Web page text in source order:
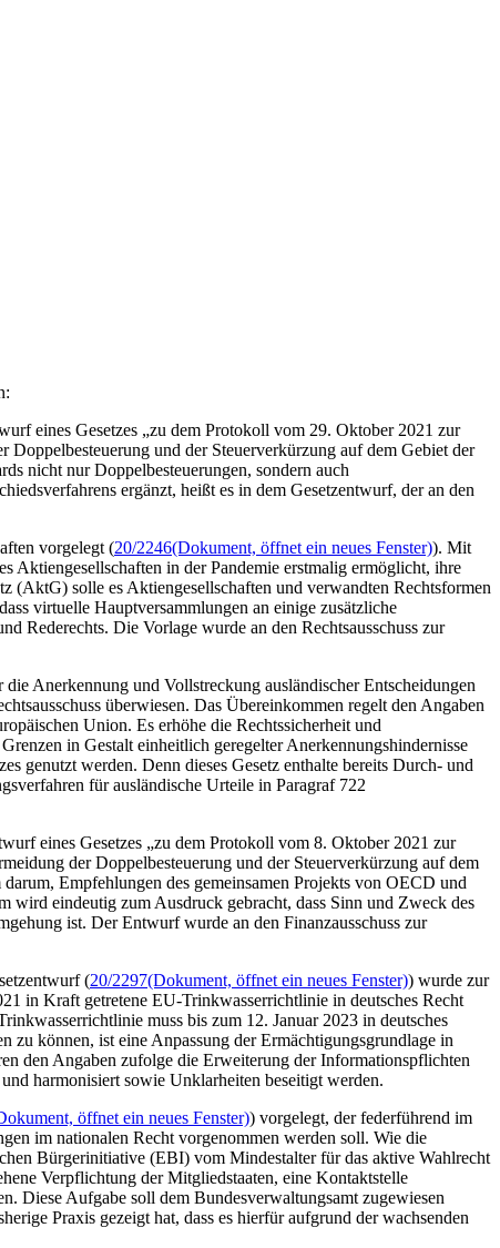
eines Gesetzes „zu dem Protokoll vom 29. Oktober 2021 zur
und der Steuerverkürzung auf dem Gebiet der
nicht nur Doppelbesteuerungen, sondern auch
ergänzt, heißt es in dem Gesetzentwurf, der an den
vorgelegt (20/2246(Dokument, öffnet ein neues Fenster)). Mit
Aktiengesellschaften in der Pandemie erstmalig ermöglicht, ihre
(AktG) solle es Aktiengesellschaften und verwandten Rechtsformen
virtuelle Hauptversammlungen an einige zusätzliche
Rederechts. Die Vorlage wurde an den Rechtsausschuss zur
Anerkennung und Vollstreckung ausländischer Entscheidungen
überwiesen. Das Übereinkommen regelt den Angaben
Union. Es erhöhe die Rechtssicherheit und
in Gestalt einheitlich geregelter Anerkennungshindernisse
genutzt werden. Denn dieses Gesetz enthalte bereits Durch- und
für ausländische Urteile in Paragraf 722
eines Gesetzes „zu dem Protokoll vom 8. Oktober 2021 zur
der Doppelbesteuerung und der Steuerverkürzung auf dem
Empfehlungen des gemeinsamen Projekts von OECD und
wird eindeutig zum Ausdruck gebracht, dass Sinn und Zweck des
ist. Der Entwurf wurde an den Finanzausschuss zur
(20/2297(Dokument, öffnet ein neues Fenster)) wurde zur
in Kraft getretene EU-Trinkwasserrichtlinie in deutsches Recht
muss bis zum 12. Januar 2023 in deutsches
können, ist eine Anpassung der Ermächtigungsgrundlage in
den Angaben zufolge die Erweiterung der Informationspflichten
harmonisiert sowie Unklarheiten beseitigt werden.
öffnet ein neues Fenster)) vorgelegt, der federführend im
im nationalen Recht vorgenommen werden soll. Wie die
Bürgerinitiative (EBI) vom Mindestalter für das aktive Wahlrecht
Verpflichtung der Mitgliedstaaten, eine Kontaktstelle
Diese Aufgabe soll dem Bundesverwaltungsamt zugewiesen
Praxis gezeigt hat, dass es hierfür aufgrund der wachsenden